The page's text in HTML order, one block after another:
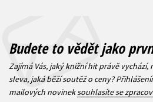
Budete to vědět jako
Zajímá Vás, jaký knižní hit právě vychází,
sleva, jaká běží soutěž o ceny?
mailových novineksouhlasíte se